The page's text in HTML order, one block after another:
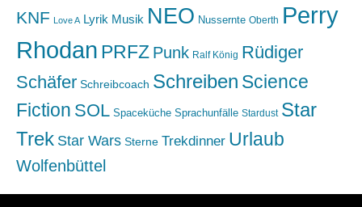
KNF Love A Lyrik Musik NEO Nussernte Oberth Perry
Rhodan PRFZ Punk Ralf König Rüdiger
Schäfer Schreibcoach Schreiben Science
Fiction SOL Spaceküche Sprachunfälle Stardust Star
Trek Star Wars Sterne Trekdinner Urlaub
Wolfenbüttel